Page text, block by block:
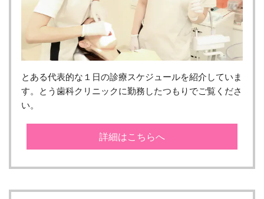
とある代表的な１日の診療スケジュールを紹介していま
す。とう歯科クリニックに勤務したつもりでご覧くださ
い。
詳細はこちらへ